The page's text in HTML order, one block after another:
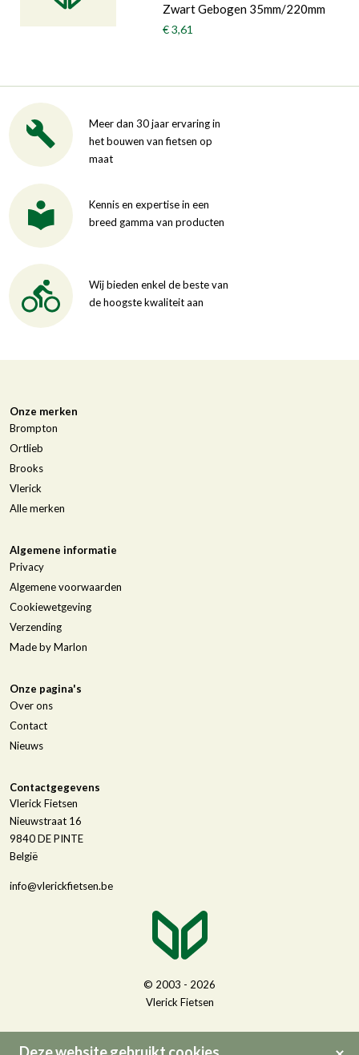
Zwart Gebogen 35mm/220mm
€ 3,61
Meer dan 30 jaar ervaring in
het bouwen van fietsen op
maat
Kennis en expertise in een
breed gamma van producten
Wij bieden enkel de beste van
de hoogste kwaliteit aan
Onze merken
Brompton
Ortlieb
Brooks
Vlerick
Alle merken
Algemene informatie
Privacy
Algemene voorwaarden
Cookiewetgeving
Verzending
Made by Marlon
Onze pagina's
Over ons
Contact
Nieuws
Contactgegevens
Vlerick Fietsen
Nieuwstraat 16
9840DE PINTE
België
info@vlerickfietsen.be
© 2003 - 2026
Vlerick Fietsen